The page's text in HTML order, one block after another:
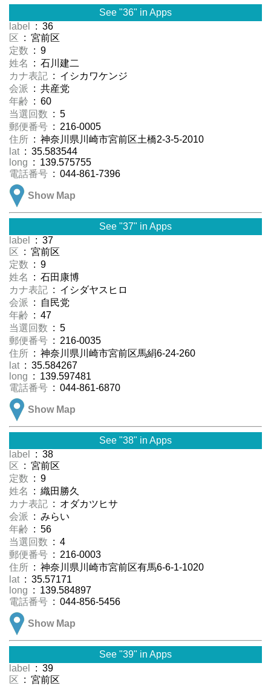
See "36" in Apps
label
: 36
区 : 宮前区
定数 : 9
姓名
: 石川建二
カナ表記 : イシカワケンジ
会派 : 共産党
年齢 : 60
当選回数 : 5
郵便番号 : 216-0005
住所 : 神奈川県川崎市宮前区土橋2-3-5-2010
lat : 35.583544
long : 139.575755
電話番号 : 044-861-7396
Show Map
See "37" in Apps
label
: 37
区 : 宮前区
定数 : 9
姓名
: 石田康博
カナ表記 : イシダヤスヒロ
会派 : 自民党
年齢 : 47
当選回数 : 5
郵便番号 : 216-0035
住所 : 神奈川県川崎市宮前区馬絹6-24-260
lat : 35.584267
long : 139.597481
電話番号 : 044-861-6870
Show Map
See "38" in Apps
label
: 38
区 : 宮前区
定数 : 9
姓名
: 織田勝久
カナ表記 : オダカツヒサ
会派 : みらい
年齢 : 56
当選回数 : 4
郵便番号 : 216-0003
住所 : 神奈川県川崎市宮前区有馬6-6-1-1020
lat : 35.57171
long : 139.584897
電話番号 : 044-856-5456
Show Map
See "39" in Apps
label
: 39
区 : 宮前区